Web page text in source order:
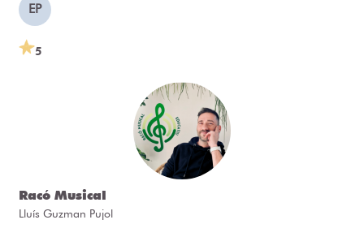
EP
5
Racó Musical
Lluís Guzman Pujol